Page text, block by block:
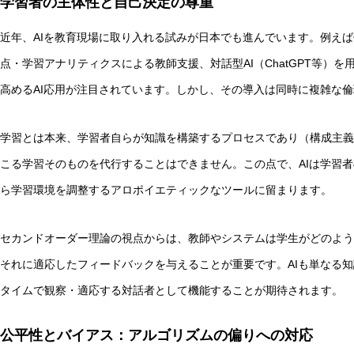
近年、AIを教育現場に取り入れる試みが日本でも進んでいます。例え
点・学習アナリティクスによる教師支援、対話型AI（ChatGPT等）を
高めるAI応用が注目されています。しかし、その導入は同時に複雑な
学習とは本来、学習者自らが知識を構築するプロセスであり（構成主
こる学習そのものを代行することはできません。この点で、AIは学習
ら学習環境を調整するアロポイエティックなツールに留まります。
セカンドオーダー理論の視点からは、教師やシステムは学生がどのよ
それに適応したフィードバックを与えることが重要です。AIも単なる
タイムで観察・適応する対話者として機能することが期待されます。
公平性とバイアス：アルゴリズムの偏りへの対応